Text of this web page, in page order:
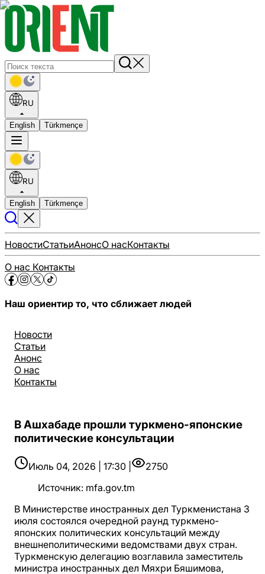
RU
English Türkmençe
RU
English Türkmençe
НовостиСтатьиАнонсО насКонтакты
О нас Контакты
Наш ориентир то, что сближает людей
Новости
Статьи
Анонс
О нас
Контакты
В Ашхабаде прошли туркмено-японские
политические консультации
Июль 04, 2026 | 17:30 |
2750
Источник: mfa.gov.tm
В Министерстве иностранных дел Туркменистана 3
июля состоялся очередной раунд туркмено-
японских политических консультаций между
внешнеполитическими ведомствами двух стран.
Туркменскую делегацию возглавила заместитель
министра иностранных дел Мяхри Бяшимова,